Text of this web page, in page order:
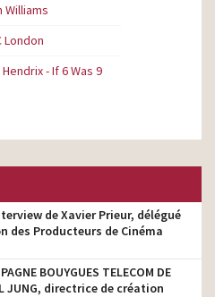
Williams
London
- If 6 Was 9
de Xavier Prieur, délégué
des Producteurs de Cinéma
BOUYGUES TELECOM DE
JUNG, directrice de création